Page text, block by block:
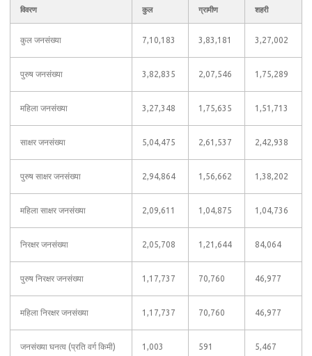
विवरण कुल ग्रामीण शहरी
कुल जनसंख्या 7,10,183 3,83,181 3,27,002
पुरुष जनसंख्या 3,82,835 2,07,546 1,75,289
महिला जनसंख्या 3,27,348 1,75,635 1,51,713
साक्षर जनसंख्या 5,04,475 2,61,537 2,42,938
पुरुष साक्षर जनसंख्या 2,94,864 1,56,662 1,38,202
महिला साक्षर जनसंख्या 2,09,611 1,04,875 1,04,736
निरक्षर जनसंख्या 2,05,708 1,21,644 84,064
पुरुष निरक्षर जनसंख्या 1,17,737 70,760 46,977
महिला निरक्षर जनसंख्या 1,17,737 70,760 46,977
जनसंख्या घनत्व (प्रति वर्ग किमी) 1,003 591 5,467